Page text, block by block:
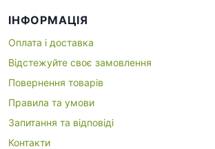
ІНФОРМАЦІЯ
Оплата і доставка
Відстежуйте своє замовлення
Повернення товарів
Правила та умови
Запитання та відповіді
Контакти